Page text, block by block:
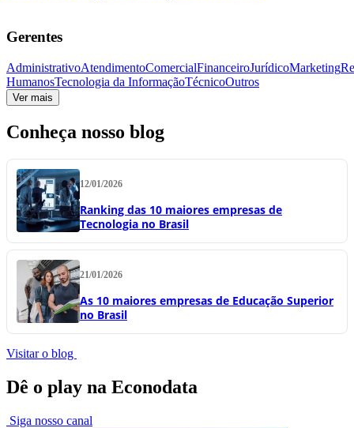
Gerentes
AdministrativoAtendimentoComercialFinanceiroJurídicoMarketing
HumanosTecnologia da InformaçãoTécnicoOutros
Ver mais
Conheça nosso blog
12/01/2026
Ranking das 10 maiores empresas de
Tecnologia no Brasil
21/01/2026
As 10 maiores empresas de Educação Superior
no Brasil
Visitar o blog
Dê o play na Econodata
Siga nosso canal